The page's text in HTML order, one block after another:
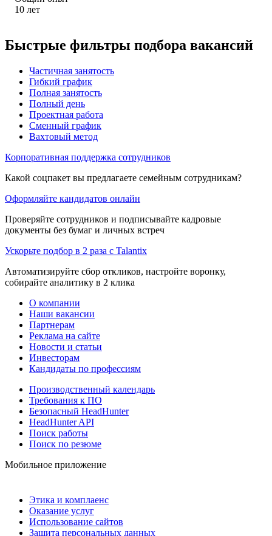
10 лет
Быстрые фильтры подбора вакансий
Частичная занятость
Гибкий график
Полная занятость
Полный день
Проектная работа
Сменный график
Вахтовый метод
Корпоративная поддержка сотрудников
Какой соцпакет вы предлагаете семейным сотрудникам?
Оформляйте кандидатов онлайн
Проверяйте сотрудников и подписывайте кадровые
документы без бумаг и личных встреч
Ускорьте подбор в 2 раза с Talantix
Автоматизируйте сбор откликов, настройте воронку,
собирайте аналитику в 2 клика
О компании
Наши вакансии
Партнерам
Реклама на сайте
Новости и статьи
Инвесторам
Кандидаты по профессиям
Производственный календарь
Требования к ПО
Безопасный HeadHunter
HeadHunter API
Поиск работы
Поиск по резюме
Мобильное приложение
Этика и комплаенс
Оказание услуг
Использование сайтов
Защита персональных данных